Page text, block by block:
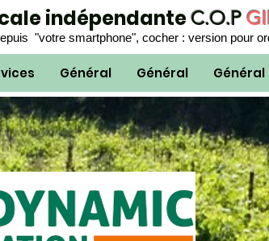
indépendanteC.O.P
"votre smartphone", cocher : version pour
Général Général Général